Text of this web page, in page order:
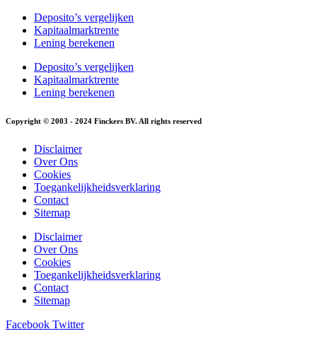
Deposito’s vergelijken
Kapitaalmarktrente
Lening berekenen
Deposito’s vergelijken
Kapitaalmarktrente
Lening berekenen
Copyright © 2003 - 2024 Finckers BV. All rights reserved
Disclaimer
Over Ons
Cookies
Toegankelijkheidsverklaring
Contact
Sitemap
Disclaimer
Over Ons
Cookies
Toegankelijkheidsverklaring
Contact
Sitemap
Facebook Twitter